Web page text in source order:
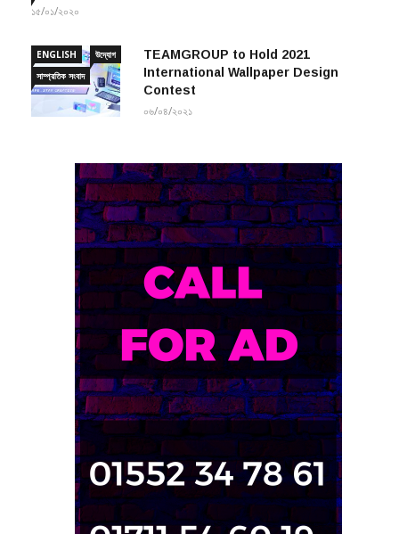
চিঠিপত্র পথ চলতে মোবাইলফোন নয়
ENGLISH
উদ্যোগ
সাম্প্রতিক সংবাদ
TEAMGROUP to Hold 2021
International Wallpaper Design
Contest